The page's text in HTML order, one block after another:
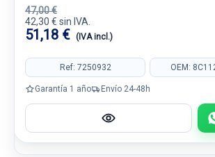
47,00 €
42,30 € sin IVA.
51,18 € (IVA incl.)
Ref: 7250932 OEM:
Garantía 1 año Envío 24-48h